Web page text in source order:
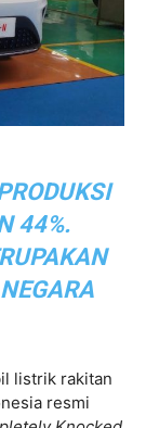
44%.
listrik rakitan
resmi